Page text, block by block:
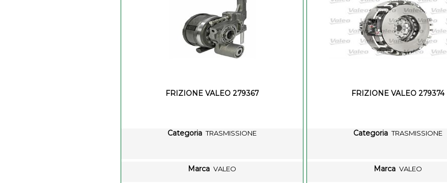
FRIZIONE VALEO 279367
Categoria TRASMISSIONE
Marca VALEO
FRIZIONE VALEO 279374
Categoria TRASMISSIONE
Marca VALEO